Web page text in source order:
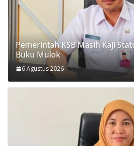
Pemerintah KSB Masih Kaji
Buku Mulok
6 Agustus 2026